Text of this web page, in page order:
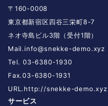
〒160-0008
東京都新宿区四谷三栄町8-7
ネオ寺島ビル3階（受付1階）
Mail.info@snekke-demo.xyz
Tel. 03-6380-1930
Fax.03-6380-1931
URL.http://snekke-demo.xyz
サービス